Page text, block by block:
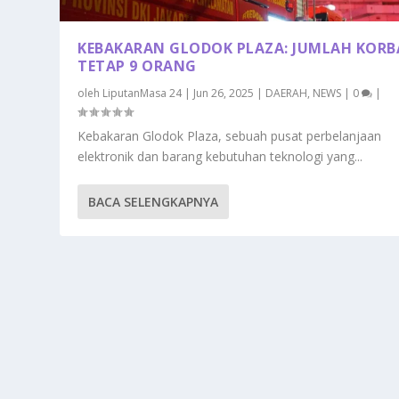
KEBAKARAN GLODOK PLAZA: JUMLAH
TETAP 9 ORANG
oleh LiputanMasa 24| Jun 26, 2025 | DAERAH, NEWS | 0 |
Kebakaran Glodok Plaza, sebuah pusat perbelanjaan
elektronik dan barang kebutuhan teknologi yang...
BACA SELENGKAPNYA